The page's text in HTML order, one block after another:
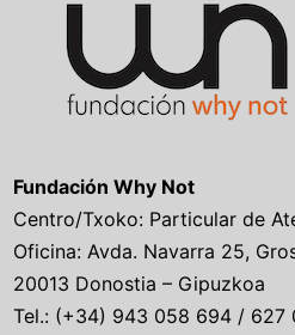
Fundación Why Not
Centro/Txoko: Particular de
Oficina: Avda. Navarra 25,
20013 Donostia – Gipuzkoa
Tel.: (+34) 943 058 694 / 627